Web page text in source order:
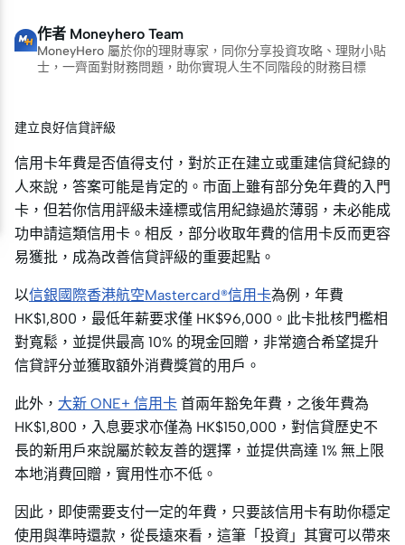
作者 Moneyhero Team
MoneyHero 屬於你的理財專家，同你分享投資攻略、理財小貼
士，一齊面對財務問題，助你實現人生不同階段的財務目標
建立良好信貸評級
信用卡年費是否值得支付，對於正在建立或重建信貸紀錄的
人來說，答案可能是肯定的。市面上雖有部分免年費的入門
卡，但若你信用評級未達標或信用紀錄過於薄弱，未必能成
功申請這類信用卡。相反，部分收取年費的信用卡反而更容
易獲批，成為改善信貸評級的重要起點。
以信銀國際香港航空Mastercard®信用卡為例，年費
HK$1,800，最低年薪要求僅 HK$96,000。此卡批核門檻相
對寬鬆，並提供最高 10% 的現金回贈，非常適合希望提升
信貸評分並獲取額外消費獎賞的用戶。
此外， 大新 ONE+ 信用卡 首兩年豁免年費，之後年費為
HK$1,800，入息要求亦僅為 HK$150,000，對信貸歷史不
長的新用戶來說屬於較友善的選擇，並提供高達 1% 無上限
本地消費回贈，實用性亦不低。
因此，即使需要支付一定的年費，只要該信用卡有助你穩定
使用與準時還款，從長遠來看，這筆「投資」其實可以帶來